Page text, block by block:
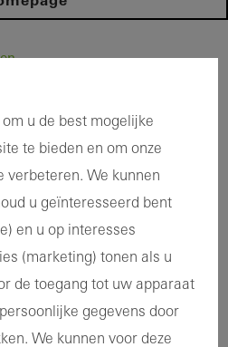
ASE
u de best mogelijke
te bieden en om onze
verbeteren. We kunnen
u geïnteresseerd bent
en u op interesses
(marketing) tonen als u
de toegang tot uw apparaat
gegevens door
We kunnen voor deze